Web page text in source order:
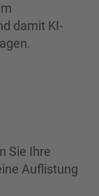
damit KI-
Sie Ihre
Auflistung